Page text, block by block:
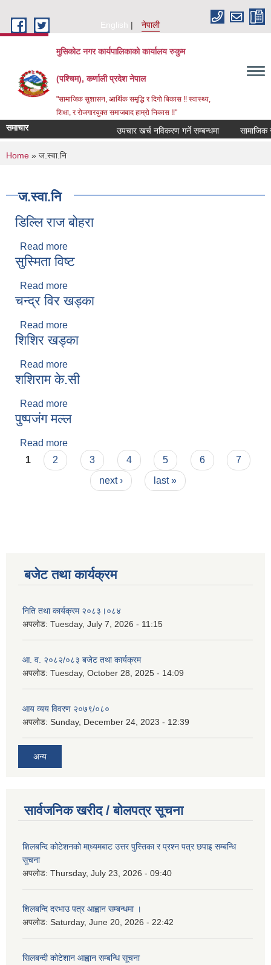
English
नेपाली
मुसिकोट नगर कार्यपालिकाको कार्यालय रुकुम
(पश्चिम), कर्णाली प्रदेश नेपाल
"सामाजिक सुशासन, आर्थिक समृद्धि र दिगो बिकास !! स्वास्थ्य,
शिक्षा, र रोजगारयुक्त समाजबाद हाम्रो निकास !!"
समाचार उपचार खर्च नविकरण गर्ने सम्बन्धमा
You are here
Home » ज.स्वा.नि
ज.स्वा.नि
डिल्लि राज बोहरा
Read more
सुस्मिता विष्ट
Read more
चन्द्र विर खड्का
Read more
शिशिर खड्का
Read more
शशिराम के.सी
Read more
पुष्पजंग मल्ल
Read more
Pages
1 2 3 4 5 6
7
next ›
last »
बजेट तथा कार्यक्रम
निति तथा कार्यक्रम २०८३।०८४
अपलोड: Tuesday, July 7, 2026 - 11:15
आ. व. २०८२/०८३ बजेट तथा कार्यक्रम
अपलोड: Tuesday, October 28, 2025 - 14:09
आय व्यय विवरण २०७९/०८०
अपलोड: Sunday, December 24, 2023 - 12:39
अन्य
सार्वजनिक खरीद / बोलपत्र सूचना
शिलबन्दि कोटेशनको मा्ध्यमबाट उत्तर पुस्तिका र प्रश्न पत्र छपाइ सम्बन्धि
सुचना
अपलोड: Thursday, July 23, 2026 - 09:40
शिलबन्दि दरभाउ पत्र आह्वान सम्बन्धमा ।
अपलोड: Saturday, June 20, 2026 - 22:42
सिलबन्दी कोटेशान आह्वान सम्बन्धि सूचना